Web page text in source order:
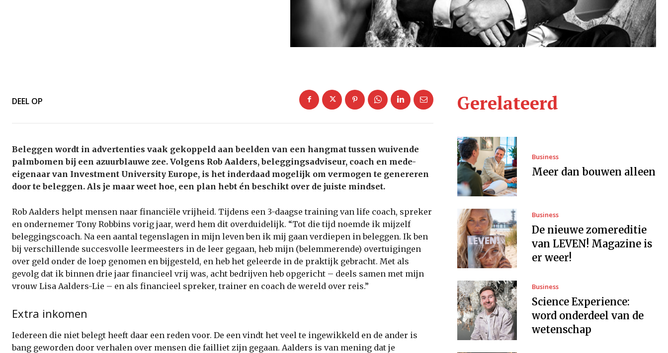
DEEL OP
Beleggen wordt in advertenties vaak gekoppeld aan beelden van een hangmat tussen wuivende
palmbomen bij een azuurblauwe zee. Volgens Rob Aalders, beleggingsadviseur, coach en mede-
eigenaar van Investment University Europe, is het inderdaad mogelijk om vermogen te genereren
door te beleggen. Als je maar weet hoe, een plan hebt én beschikt over de juiste mindset.
Rob Aalders helpt mensen naar financiële vrijheid. Tijdens een 3-daagse training van life coach, spreker
en ondernemer Tony Robbins vorig jaar, werd hem dit overduidelijk. “Tot die tijd noemde ik mijzelf
beleggingscoach. Na een aantal tegenslagen in mijn leven ben ik mij gaan verdiepen in beleggen. Ik ben
bij verschillende succesvolle leermeesters in de leer gegaan, heb mijn (belemmerende) overtuigingen
over geld onder de loep genomen en bijgesteld, en heb het geleerde in de praktijk gebracht. Met als
gevolg dat ik binnen drie jaar financieel vrij was, acht bedrijven heb opgericht – deels samen met mijn
vrouw Lisa Aalders-Lie – en als financieel spreker, trainer en coach de wereld over reis.”
Extra inkomen
Iedereen die niet belegt heeft daar een reden voor. De een vindt het veel te ingewikkeld en de ander is
bang geworden door verhalen over mensen die failliet zijn gegaan. Aalders is van mening dat je
Gerelateerd
Business
Meer dan bouwen alleen
Business
De nieuwe zomereditie
van LEVEN! Magazine is
er weer!
Business
Science Experience:
word onderdeel van de
wetenschap